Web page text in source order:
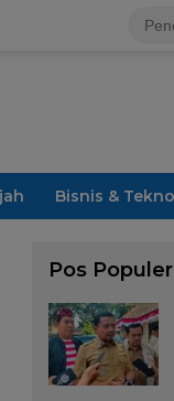
Bisnis &
Pos Populer